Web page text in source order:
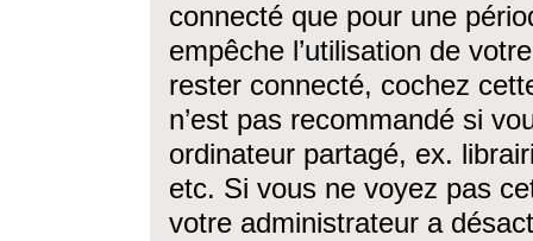
connecté que pour une
empêche l’utilisation de
rester connecté, cochez
n’est pas recommandé si
ordinateur partagé, ex.
etc. Si vous ne voyez pas
votre administrateur a